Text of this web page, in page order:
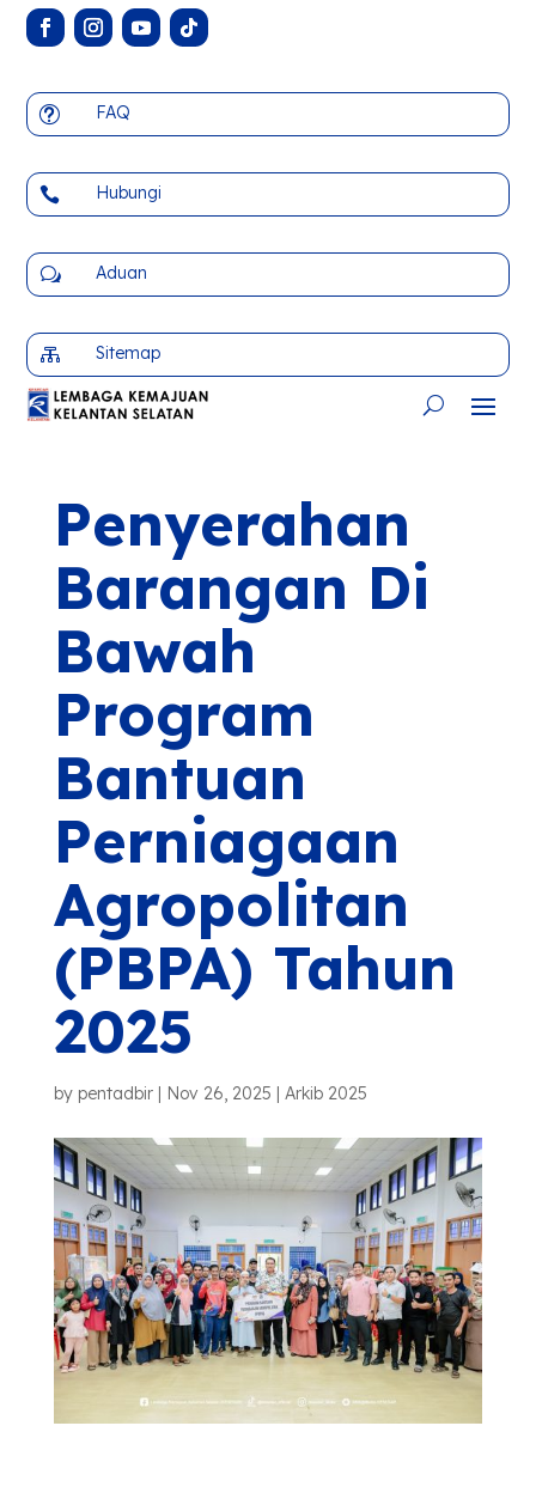
t FAQ
 Hubungi
w Aduan
 Sitemap
Penyerahan
Barangan Di
Bawah
Program
Bantuan
Perniagaan
Agropolitan
(PBPA) Tahun
2025
by pentadbir| Nov 26, 2025 | Arkib 2025